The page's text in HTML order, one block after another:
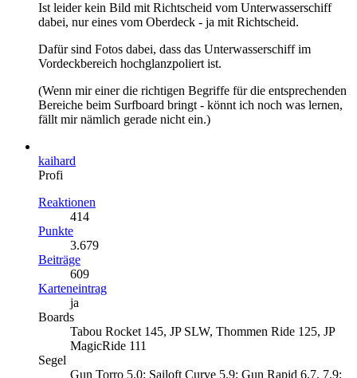
Ist leider kein Bild mit Richtscheid vom Unterwasserschiff
dabei, nur eines vom Oberdeck - ja mit Richtscheid.
Dafür sind Fotos dabei, dass das Unterwasserschiff im
Vordeckbereich hochglanzpoliert ist.
(Wenn mir einer die richtigen Begriffe für die entsprechenden
Bereiche beim Surfboard bringt - könnt ich noch was lernen,
fällt mir nämlich gerade nicht ein.)
kaihard
Profi
Reaktionen
414
Punkte
3.679
Beiträge
609
Karteneintrag
ja
Boards
Tabou Rocket 145, JP SLW, Thommen Ride 125, JP
MagicRide 111
Segel
Gun Torro 5.0; Sailoft Curve 5.9; Gun Rapid 6.7, 7.9;